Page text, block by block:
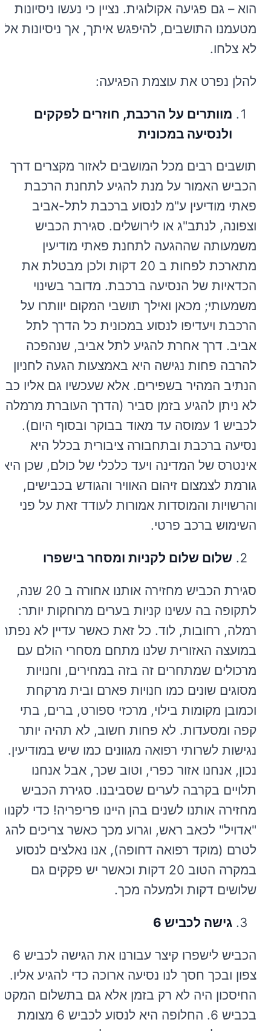
הוא – גם פגיעה אקולוגית. נציין כי נעשו ניסיונות
מטעמנו התושבים, להיפגש איתך, אך ניסיונות אלו
לא צלחו.
להלן נפרט את עוצמת הפגיעה:
מוותרים על הרכבת, חוזרים לפקקים
ולנסיעה במכונית
תושבים רבים מכל המושבים לאזור מקצרים דרך
הכביש האמור על מנת להגיע לתחנת הרכבת
פאתי מודיעין ע"מ לנסוע ברכבת לתל-אביב
וצפונה, לנתב"ג או לירושלים. סגירת הכביש
משמעותה שההגעה לתחנת פאתי מודיעין
מתארכת לפחות ב 20 דקות ולכן מבטלת את
הכדאיות של הנסיעה ברכבת. מדובר בשינוי
משמעותי; מכאן ואילך תושבי המקום יוותרו על
הרכבת ויעדיפו לנסוע במכונית כל הדרך לתל
אביב. דרך אחרת להגיע לתל אביב, שנהפכה
להרבה פחות נגישה היא באמצעות הגעה לחניון
הנתיב המהיר בשפירים. אלא שעכשיו גם אליו
לא ניתן להגיע בזמן סביר (הדרך העוברת מרמלה
לכביש 1 עמוסה עד מאוד בבוקר ובסוף היום).
נסיעה ברכבת ובתחבורה ציבורית בכלל היא
אינטרס של המדינה ויעד כלכלי של כולם, שכן היא
גורמת לצמצום זיהום האוויר והגודש בכבישים,
והרשויות והמוסדות אמורות לעודד זאת על פני
השימוש ברכב פרטי.
שלום שלום לקניות ומסחר בישפרו
סגירת הכביש מחזירה אותנו אחורה ב 20 שנה,
לתקופה בה עשינו קניות בערים מרוחקות יותר:
רמלה, רחובות, לוד. כל זאת כאשר עדיין לא נפתח
במועצה האזורית שלנו מתחם מסחרי הולם עם
מרכולים שמתחרים זה בזה במחירים, וחנויות
מסוגים שונים כמו חנויות פארם ובית מרקחת
וכמובן מקומות בילוי, מרכזי ספורט, ברים, בתי
קפה ומסעדות. לא פחות חשוב, לא תהיה יותר
נגישות לשרותי רפואה מגוונים כמו שיש במודיעין.
נכון, אנחנו אזור כפרי, וטוב שכך, אבל אנחנו
תלויים בקרבה לערים שסביבנו. סגירת הכביש
מחזירה אותנו לשנים בהן היינו פריפריה! כדי
"אדויל" לכאב ראש, וגרוע מכך כאשר צריכים
לטרם (מוקד רפואה דחופה), אנו נאלצים לנסוע
במקרה הטוב 20 דקות וכאשר יש פקקים גם
שלושים דקות ולמעלה מכך.
גישה לכביש 6
הכביש לישפרו קיצר עבורנו את הגישה לכביש 6
צפון ובכך חסך לנו נסיעה ארוכה כדי להגיע אליו.
החיסכון היה לא רק בזמן אלא גם בתשלום
בכביש 6. החלופה היא לנסוע לכביש 6 מצומת